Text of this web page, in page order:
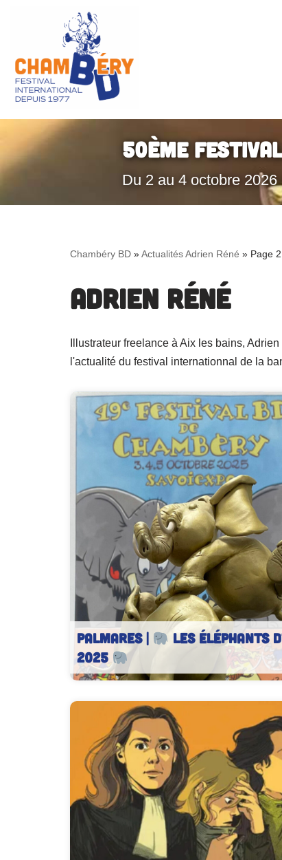
au
contenu
50ème
Du 2 au 4 octobre
Chambéry BD »Actualités Adrien Réné » Page 2
Adrien Réné
Illustrateur freelance à Aix les bains,
l'actualité du festival internationnal de la
PALMARES |
Les Éléphants
2025